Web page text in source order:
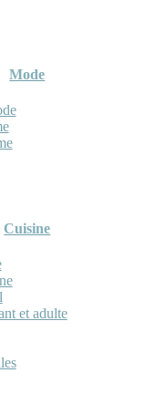
Mode
Cuisine
et adulte